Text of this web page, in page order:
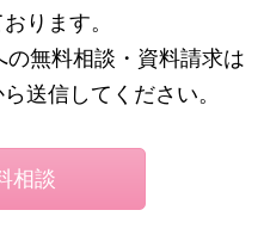
ります。
無料相談・資料請求は
送信してください。
相談